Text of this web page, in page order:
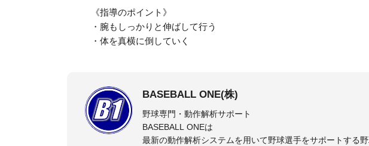
《指導のポイント》
・腕もしっかりと伸ばして行う
・体を真横に倒していく
BASEBALL ONE(株)
野球専門・動作解析サポート
BASEBALL ONEは
最新の動作解析システムを用いて野球選手をサポートする